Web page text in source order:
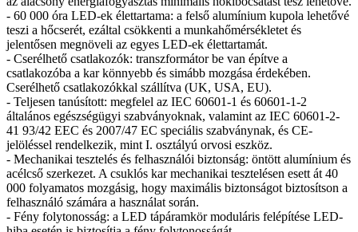
- 60 000 óra LED-ek élettartama: a felső alumínium kupola lehetővé
teszi a hőcserét, ezáltal csökkenti a munkahőmérsékletet és
jelentősen megnöveli az egyes LED-ek élettartamát.
- Cserélhető csatlakozók: transzformátor be van építve a
csatlakozóba a kar könnyebb és simább mozgása érdekében.
Cserélhető csatlakozókkal szállítva (UK, USA, EU).
- Teljesen tanúsított: megfelel az IEC 60601-1 és 60601-1-2
általános egészségügyi szabványoknak, valamint az IEC 60601-2-
41 93/42 EEC és 2007/47 EC speciális szabványnak, és CE-
jelöléssel rendelkezik, mint I. osztályú orvosi eszköz.
- Mechanikai tesztelés és felhasználói biztonság: öntött alumínium és
acélcső szerkezet. A csuklós kar mechanikai tesztelésen esett át 40
000 folyamatos mozgásig, hogy maximális biztonságot biztosítson a
felhasználó számára a használat során.
- Fény folytonosság: a LED tápáramkör moduláris felépítése LED-